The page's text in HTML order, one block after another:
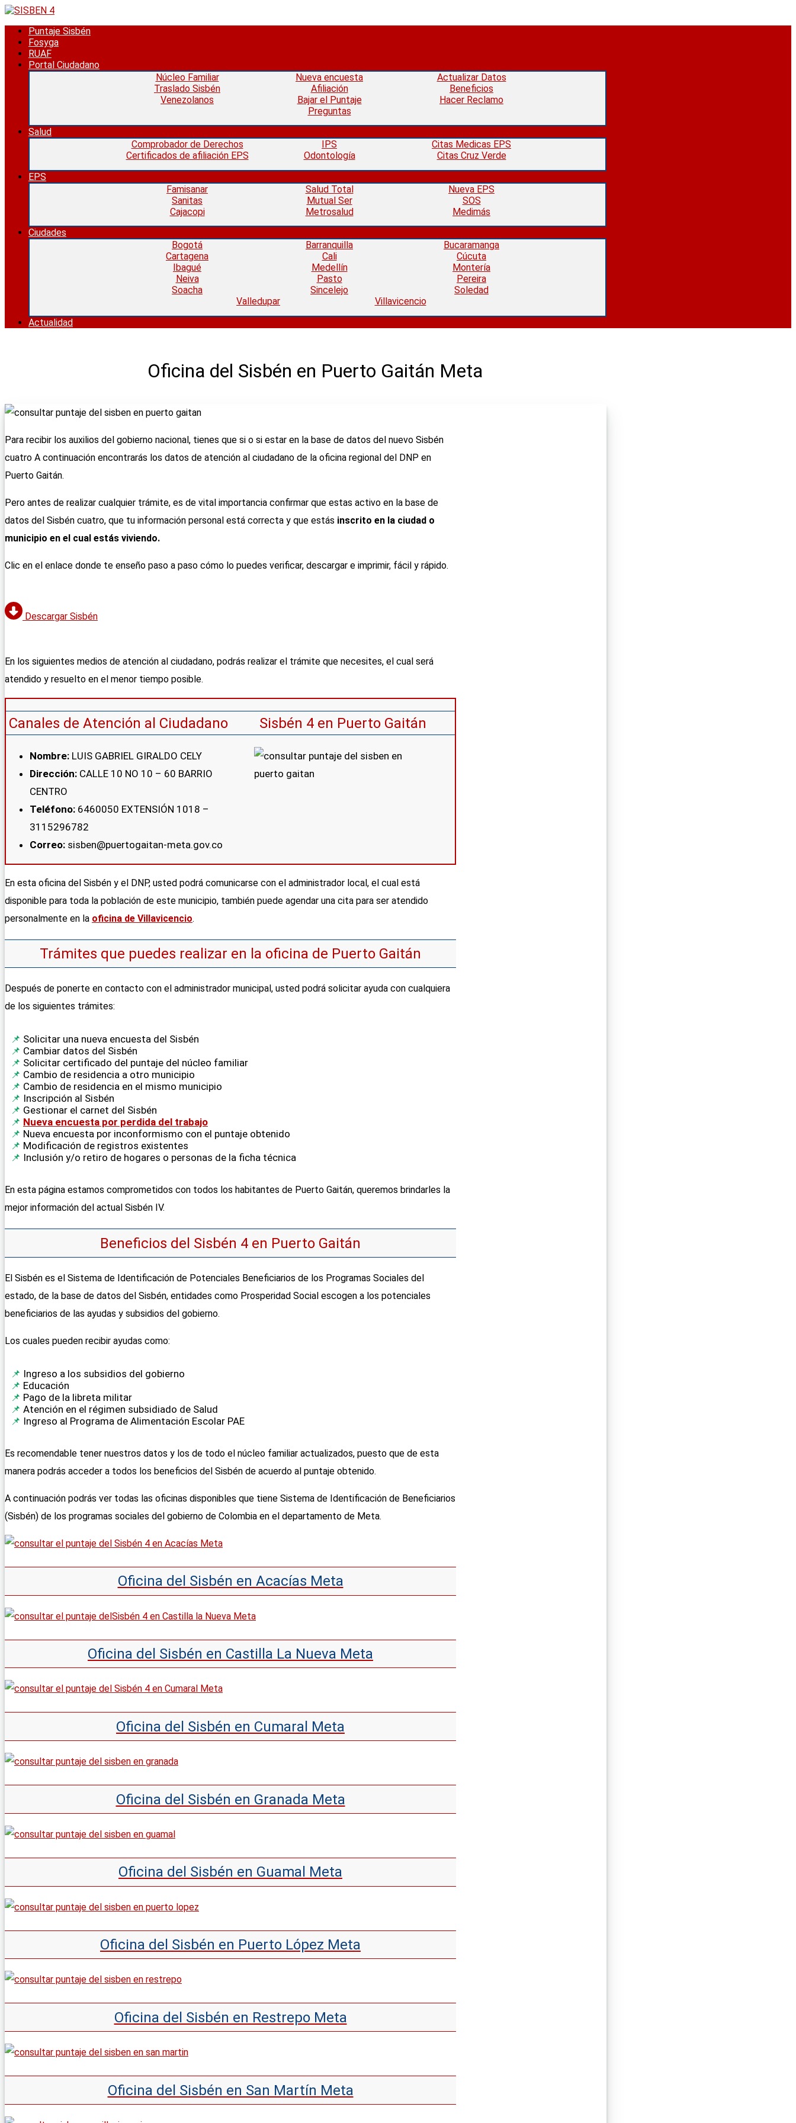
Saltar
contenidoPuntaje Sisbén
Fosyga
RUAF
Portal Ciudadano
Núcleo Familiar
Nueva encuesta
Actualizar Datos
Traslado Sisbén
Afiliación
Beneficios
Venezolanos
Bajar el Puntaje
Hacer Reclamo
Preguntas
Salud
Comprobador de Derechos
IPS
Citas Medicas EPS
Certificados de afiliación EPS
Odontología
Citas Cruz Verde
EPS
Famisanar
Salud Total
Nueva EPS
Sanitas
Mutual Ser
SOS
Cajacopi
Metrosalud
Medimás
Ciudades
Bogotá
Barranquilla
Bucaramanga
Cartagena
Cali
Cúcuta
Ibagué
Medellín
Montería
Neiva
Pasto
Pereira
Soacha
Sincelejo
Soledad
Valledupar
Villavicencio
Actualidad
Oficina del Sisbén en Puerto Gaitán Meta
Para recibir los auxilios del gobierno nacional, tienes que si o si estar en la base de datos del nuevo Sisbén
cuatro A continuación encontrarás los datos de atención al ciudadano de la oficina regional del DNP en
Puerto Gaitán.
Pero antes de realizar cualquier trámite, es de vital importancia confirmar que estas activo en la base de
datos del Sisbén cuatro, que tu información personal está correcta y que estás inscrito en la ciudad o
municipio en el cual estás viviendo.
Clic en el enlace donde te enseño paso a paso cómo lo puedes verificar, descargar e imprimir, fácil y rápido.
Descargar Sisbén
En los siguientes medios de atención al ciudadano, podrás realizar el trámite que necesites, el cual será
atendido y resuelto en el menor tiempo posible.
Canales de Atención al Ciudadano
Nombre: LUIS GABRIEL GIRALDO CELY
Dirección: CALLE 10 NO 10 – 60 BARRIO
CENTRO
Teléfono: 6460050 EXTENSIÓN 1018 –
3115296782
Correo: sisben@puertogaitan-meta.gov.co
Sisbén 4 en Puerto Gaitán
En esta oficina del Sisbén y el DNP, usted podrá comunicarse con el administrador local, el cual está
disponible para toda la población de este municipio, también puede agendar una cita para ser atendido
personalmente en la oficina de Villavicencio.
Trámites que puedes realizar en la oficina de Puerto Gaitán
Después de ponerte en contacto con el administrador municipal, usted podrá solicitar ayuda con cualquiera
de los siguientes trámites:
Solicitar una nueva encuesta del Sisbén
Cambiar datos del Sisbén
Solicitar certificado del puntaje del núcleo familiar
Cambio de residencia a otro municipio
Cambio de residencia en el mismo municipio
Inscripción al Sisbén
Gestionar el carnet del Sisbén
Nueva encuesta por perdida del trabajo
Nueva encuesta por inconformismo con el puntaje obtenido
Modificación de registros existentes
Inclusión y/o retiro de hogares o personas de la ficha técnica
En esta página estamos comprometidos con todos los habitantes de Puerto Gaitán, queremos brindarles la
mejor información del actual Sisbén IV.
Beneficios del Sisbén 4 en Puerto Gaitán
El Sisbén es el Sistema de Identificación de Potenciales Beneficiarios de los Programas Sociales del
estado, de la base de datos del Sisbén, entidades como Prosperidad Social escogen a los potenciales
beneficiarios de las ayudas y subsidios del gobierno.
Los cuales pueden recibir ayudas como:
Ingreso a los subsidios del gobierno
Educación
Pago de la libreta militar
Atención en el régimen subsidiado de Salud
Ingreso al Programa de Alimentación Escolar PAE
Es recomendable tener nuestros datos y los de todo el núcleo familiar actualizados, puesto que de esta
manera podrás acceder a todos los beneficios del Sisbén de acuerdo al puntaje obtenido.
A continuación podrás ver todas las oficinas disponibles que tiene Sistema de Identificación de Beneficiarios
(Sisbén) de los programas sociales del gobierno de Colombia en el departamento de Meta.
Oficina del Sisbén en Acacías Meta
Oficina del Sisbén en Castilla La Nueva Meta
Oficina del Sisbén en Cumaral Meta
Oficina del Sisbén en Granada Meta
Oficina del Sisbén en Guamal Meta
Oficina del Sisbén en Puerto López Meta
Oficina del Sisbén en Restrepo Meta
Oficina del Sisbén en San Martín Meta